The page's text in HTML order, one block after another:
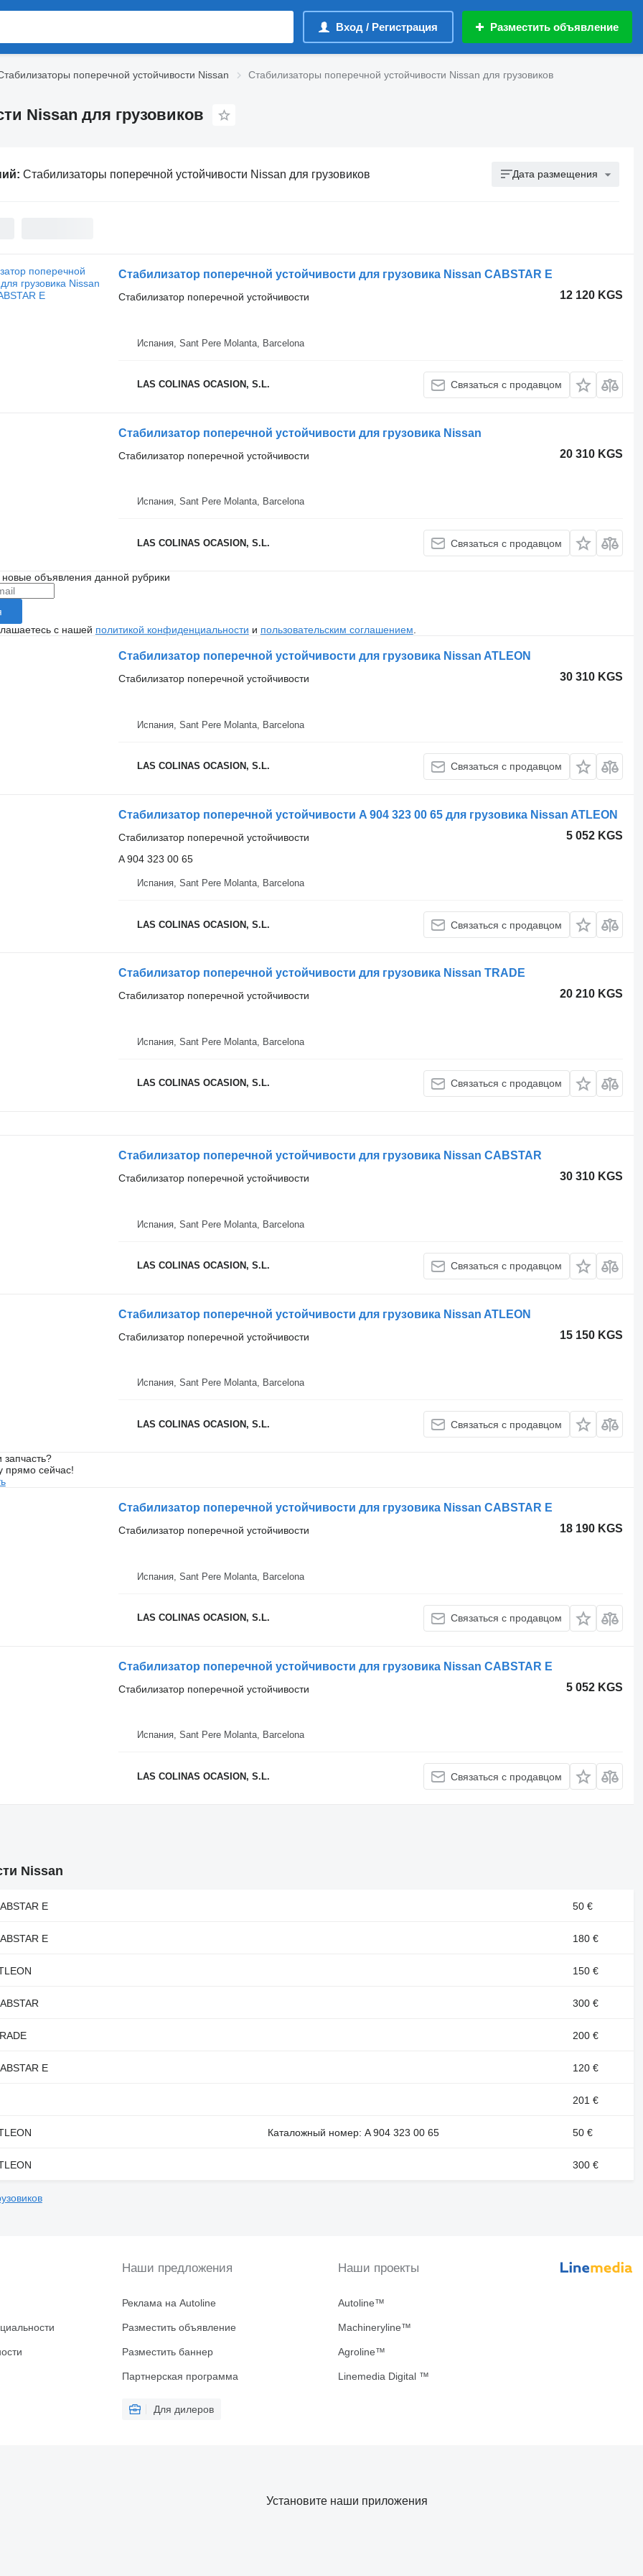
Вход / Регистрация Разместить объявление
поперечной устойчивости Nissan Стабилизаторы поперечной устойчивости Nissan для грузовиков
Nissan для грузовиков
Стабилизаторы поперечной устойчивости Nissan для грузовиков Дата размещения
Стабилизатор поперечной устойчивости для грузовика Nissan CABSTAR E
12 120 KGS
Стабилизатор поперечной устойчивости
Испания, Sant Pere Molanta, Barcelona
LAS COLINAS OCASION, S.L. Связаться с продавцом
Стабилизатор поперечной устойчивости для грузовика Nissan
20 310 KGS
Стабилизатор поперечной устойчивости
Испания, Sant Pere Molanta, Barcelona
LAS COLINAS OCASION, S.L. Связаться с продавцом
объявления данной рубрики
с нашей политикой конфиденциальности и пользовательским соглашением
Стабилизатор поперечной устойчивости для грузовика Nissan ATLEON
30 310 KGS
Стабилизатор поперечной устойчивости
Испания, Sant Pere Molanta, Barcelona
LAS COLINAS OCASION, S.L. Связаться с продавцом
Стабилизатор поперечной устойчивости A 904 323 00 65 для грузовика Nissan ATLEON
5 052 KGS
Стабилизатор поперечной устойчивости
A 904 323 00 65
Испания, Sant Pere Molanta, Barcelona
LAS COLINAS OCASION, S.L. Связаться с продавцом
Стабилизатор поперечной устойчивости для грузовика Nissan TRADE
20 210 KGS
Стабилизатор поперечной устойчивости
Испания, Sant Pere Molanta, Barcelona
LAS COLINAS OCASION, S.L. Связаться с продавцом
Стабилизатор поперечной устойчивости для грузовика Nissan CABSTAR
30 310 KGS
Стабилизатор поперечной устойчивости
Испания, Sant Pere Molanta, Barcelona
LAS COLINAS OCASION, S.L. Связаться с продавцом
Стабилизатор поперечной устойчивости для грузовика Nissan ATLEON
15 150 KGS
Стабилизатор поперечной устойчивости
Испания, Sant Pere Molanta, Barcelona
LAS COLINAS OCASION, S.L. Связаться с продавцом
прямо сейчас!
Стабилизатор поперечной устойчивости для грузовика Nissan CABSTAR E
18 190 KGS
Стабилизатор поперечной устойчивости
Испания, Sant Pere Molanta, Barcelona
LAS COLINAS OCASION, S.L. Связаться с продавцом
Стабилизатор поперечной устойчивости для грузовика Nissan CABSTAR E
5 052 KGS
Стабилизатор поперечной устойчивости
Испания, Sant Pere Molanta, Barcelona
LAS COLINAS OCASION, S.L. Связаться с продавцом
Nissan
E 50 €
E 180 €
150 €
300 €
200 €
E 120 €
201 €
Каталожный номер: A 904 323 00 65 50 €
300 €
Наши предложения
Реклама на Autoline
Разместить объявление
Разместить баннер
Партнерская программа
Для дилеров
Наши проекты
Autoline™
Machineryline™
Agroline™
Linemedia Digital ™
Установите наши приложения